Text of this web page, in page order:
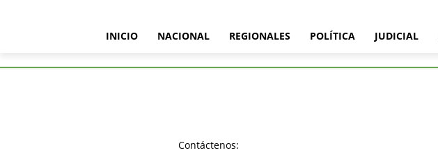
INICIO NACIONAL REGIONALES POLÍTICA JUDICIAL
Contáctenos: